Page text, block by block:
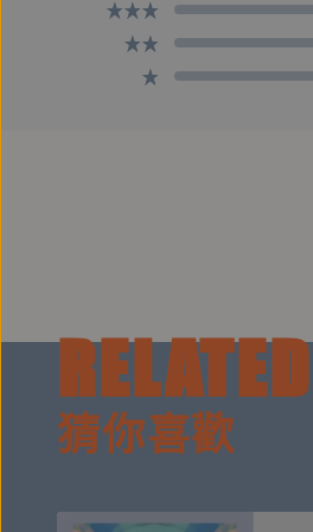
韓良憶
錄音/後製：黃德瑋
RELATED
猜你喜歡